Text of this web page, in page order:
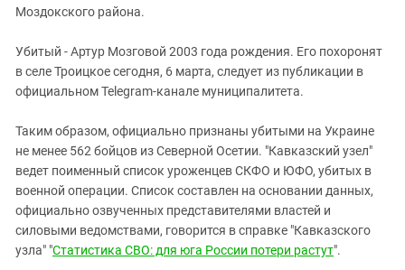
Моздокского района.
Убитый - Артур Мозговой 2003 года рождения. Его похоронят
в селе Троицкое сегодня, 6 марта, следует из публикации в
официальном Telegram-канале муниципалитета.
Таким образом, официально признаны убитыми на Украине
не менее 562 бойцов из Северной Осетии. "Кавказский узел"
ведет поименный список уроженцев СКФО и ЮФО, убитых в
военной операции. Список составлен на основании данных,
официально озвученных представителями властей и
силовыми ведомствами, говорится в справке "Кавказского
узла" "Статистика СВО: для юга России потери растут".